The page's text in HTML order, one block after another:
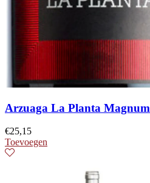
Arzuaga La Planta Magnum
€25,15
Toevoegen